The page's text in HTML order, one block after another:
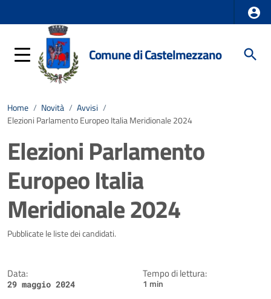
Comune di Castelmezzano
Home / Novità / Avvisi /
Elezioni Parlamento Europeo Italia Meridionale 2024
Elezioni Parlamento
Europeo Italia
Meridionale 2024
Dettagli della notizia
Pubblicate le liste dei candidati.
Data:
29 maggio 2024
Tempo di lettura:
1 min